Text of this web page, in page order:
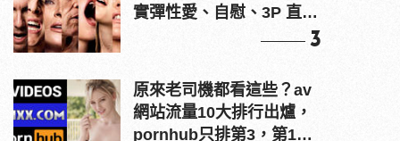
實彈性愛、自慰、3P 直接
3
原來老司機都看這些？av
網站流量10大排行出爐，
pornhub只排第3，第1名